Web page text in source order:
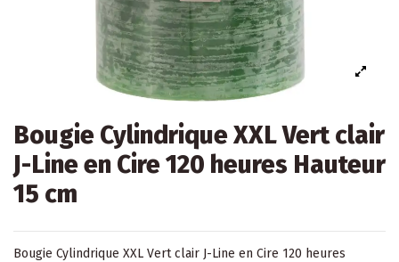
Bougie Cylindrique XXL Vert clair
J-Line en Cire 120 heures Hauteur
15 cm
Bougie Cylindrique XXL Vert clair J-Line en Cire 120 heures